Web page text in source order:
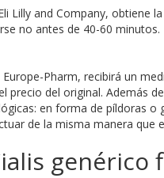
Lilly and Company, obtiene
no antes de 40-60 minutos.
Pharm, recibirá un
del original. Además
en forma de píldoras o
de la misma manera que
genérico